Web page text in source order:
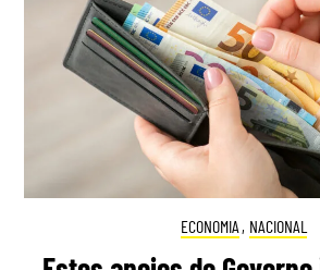
ECONOMIA , NACIONAL